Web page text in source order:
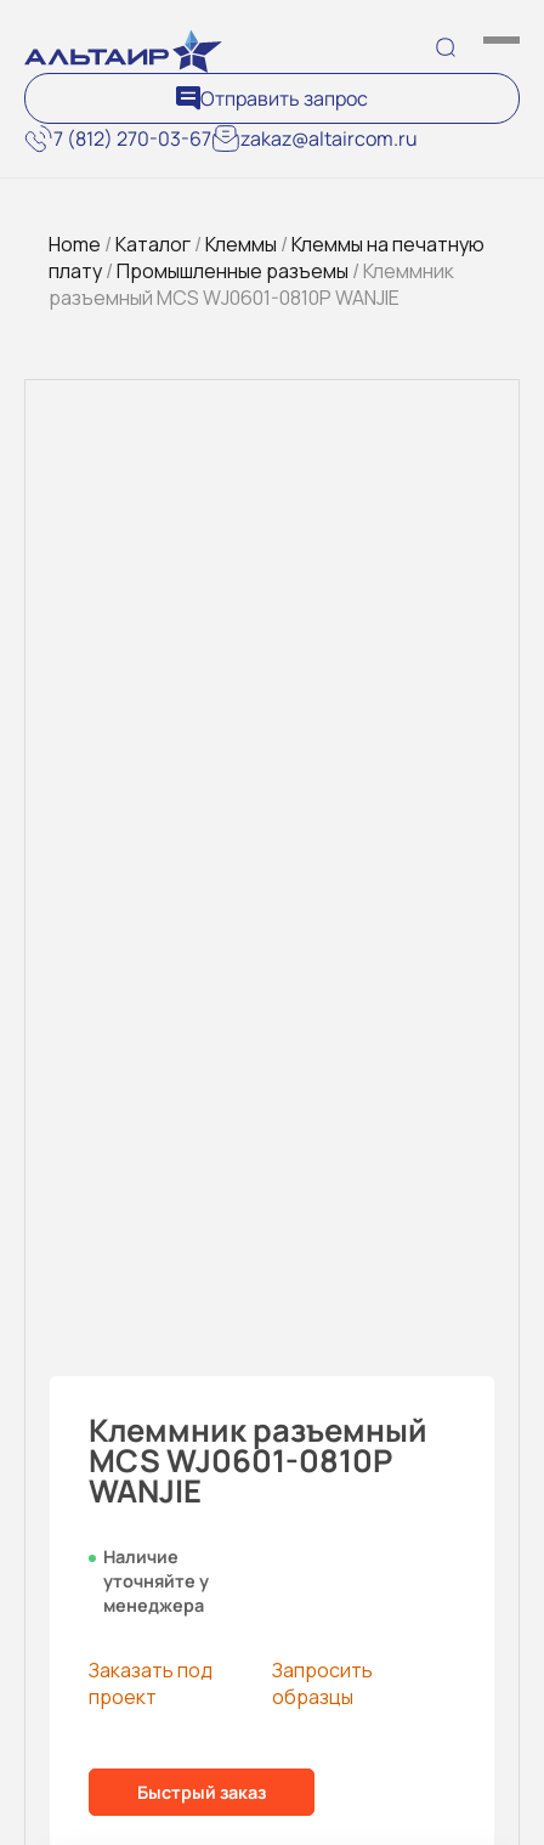
7 (812) 270-03-67 zakaz@altaircom.ru
Отправить запрос
Home /Каталог/Клеммы /Клеммы на печатную
плату/Промышленные разъемы / Клеммник
разъемный MCS WJ0601-0810P WANJIE
Клеммник разъемный
MCS WJ0601-0810P
WANJIE
Наличие
уточняйте у
менеджера
Заказать под
проект
Запросить
образцы
Быстрый заказ